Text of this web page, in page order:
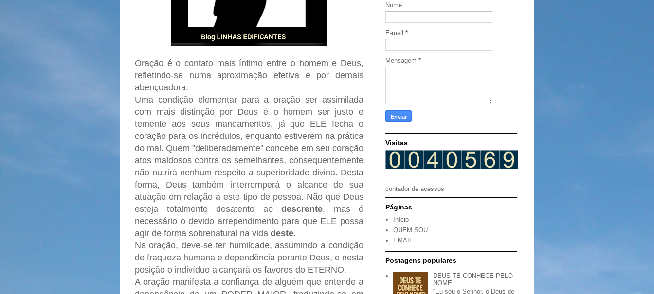
Oração é o contato mais íntimo entre o homem e Deus,
refletindo-se numa aproximação efetiva e por demais
abençoadora.
Uma condição elementar para a oração ser assimilada
com mais distinção por Deus é o homem ser justo e
temente aos seus mandamentos, já que ELE fecha o
coração para os incrédulos, enquanto estiverem na prática
do mal. Quem "deliberadamente" concebe em seu coração
atos maldosos contra os semelhantes, consequentemente
não nutrirá nenhum respeito a superioridade divina. Desta
forma, Deus também interromperá o alcance de sua
atuação em relação a este tipo de pessoa. Não que Deus
esteja totalmente desatento ao descrente, mas é
necessário o devido arrependimento para que ELE possa
agir de forma sobrenatural na vida deste.
Na oração, deve-se ter humildade, assumindo a condição
de fraqueza humana e dependência perante Deus, e nesta
posição o indivíduo alcançará os favores do ETERNO.
A oração manifesta a confiança de alguém que entende a
Nome
E-mail *
Mensagem *
Visitas
contador de acessos
Páginas
Início
QUEM SOU
EMAIL
Postagens populares
DEUS TE CONHECE PELO
NOME
“Eu sou o Senhor, o Deus de